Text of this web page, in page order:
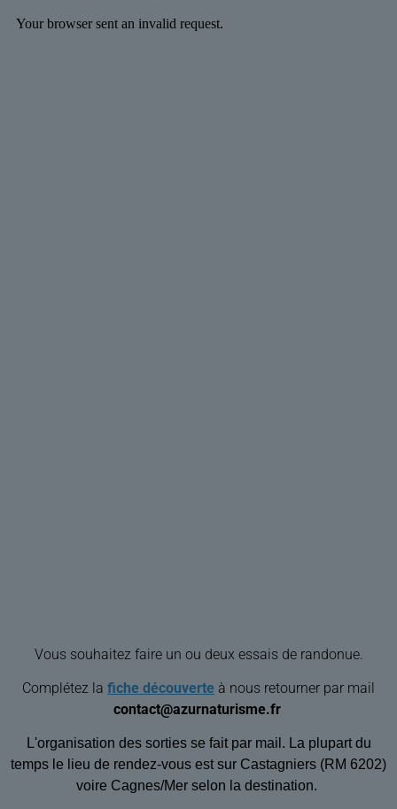
Vous souhaitez faire un ou deux essais de randonue.
Complétez la fiche découverte à nous retourner par mail
contact@azurnaturisme.fr
L'organisation des sorties se fait par mail. La plupart du
temps le lieu de rendez-vous est sur Castagniers (RM 6202)
voire Cagnes/Mer selon la destination.